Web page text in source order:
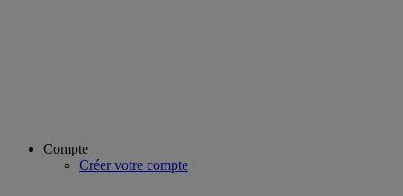
Compte
Créer votre compte